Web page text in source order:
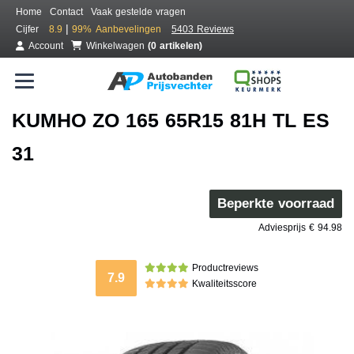
Home Contact
Vaak gestelde vragen
Cijfer
8.9 | 99% Aanbevelingen
5403 Reviews
Account
Winkelwagen (0 artikelen)
KUMHO ZO 165 65R15 81H TL ES
31
Beperkte voorraad
Adviesprijs € 94.98
7.9
Productreviews
Kwaliteitsscore